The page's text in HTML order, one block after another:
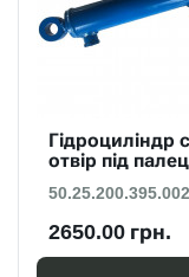
Гідроциліндр
отвір під
2650.00 грн.